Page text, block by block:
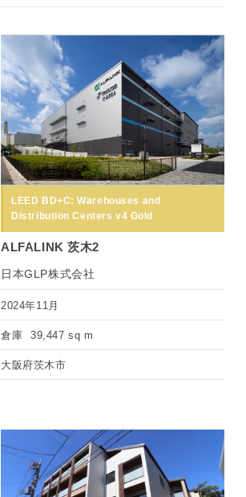
LEED BD+C: Warehouses and
Distribution Centers v4 Gold
ALFALINK 茨木2
日本GLP株式会社
2024年11月
倉庫 39,447 sq m
大阪府茨木市